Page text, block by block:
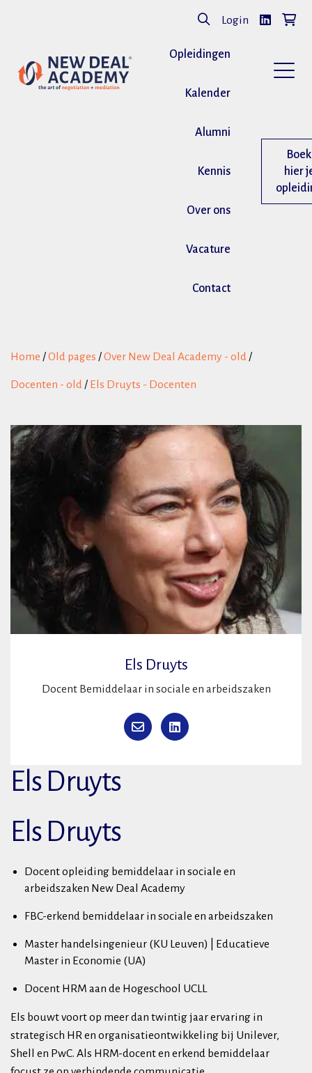
Login
Opleidingen
Kalender
Alumni
Kennis
Over ons
Vacature
Contact
Boek
hier
Home /Old pages /Over New Deal Academy - old/
Docenten - old/ Els Druyts - Docenten
Els Druyts
Docent Bemiddelaar in sociale en arbeidszaken
Els Druyts
Els Druyts
Docent opleiding bemiddelaar in sociale en
arbeidszaken New Deal Academy
FBC-erkend bemiddelaar in sociale en arbeidszaken
Master handelsingenieur (KU Leuven) | Educatieve
Master in Economie (UA)
Docent HRM aan de Hogeschool UCLL
Els bouwt voort op meer dan twintig jaar ervaring in
strategisch HR en organisatieontwikkeling bij Unilever,
Shell en PwC. Als HRM-docent en erkend bemiddelaar